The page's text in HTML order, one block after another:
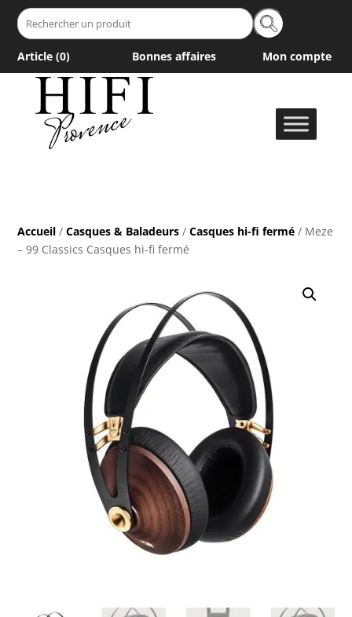
Recherche
pour :
Article (0) Bonnes affaires Mon compte
Accueil/ Casques & Baladeurs/ Casques hi-fi fermé/ Meze
– 99 Classics Casques hi-fi fermé